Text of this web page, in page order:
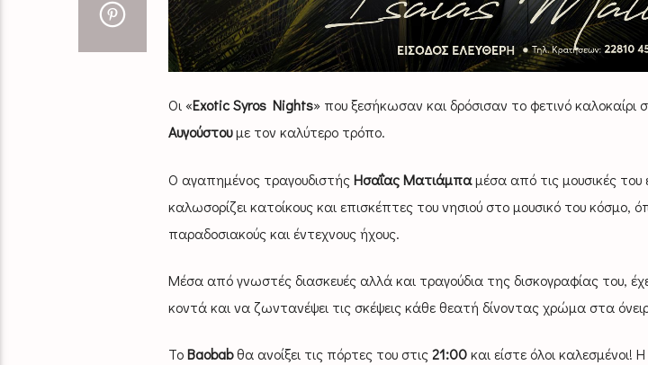
Οι «Exotic Syros Nights» που ξεσήκωσαν και δρόσισαν το φετινό καλοκαίρι
Αυγούστουμε τον καλύτερο τρόπο.
Ο αγαπημένος τραγουδιστήςΗσαΐας Ματιάμπαμέσα από τις μουσικές του
καλωσορίζει κατοίκους και επισκέπτες του νησιού στο μουσικό του κόσμο,
παραδοσιακούς και έντεχνους ήχους.
Μέσα από γνωστές διασκευές αλλά και τραγούδια της δισκογραφίας του,
κοντά και να ζωντανέψει τις σκέψεις κάθε θεατή δίνοντας χρώμα στα
ΤοBaobabθα ανοίξει τις πόρτες του στις21:00και είστε όλοι καλεσμένοι! Η